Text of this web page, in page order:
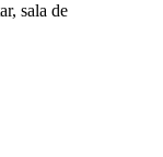
sala de